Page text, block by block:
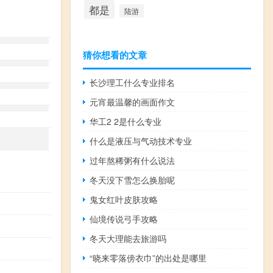
都是 陆游
猜你想看的文章
长沙理工什么专业排名
元宵最温馨的画面作文
华工2 2是什么专业
什么是液压与气动技术专业
过年熬稀粥有什么说法
冬天没下雪怎么换胎呢
鬼女红叶皮肤攻略
仙境传说弓手攻略
冬天大理能去旅游吗
“晓来零落傍衣巾”的出处是哪里